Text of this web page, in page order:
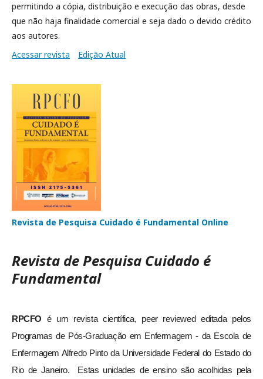
permitindo a cópia, distribuição e execução das obras, desde
que não haja finalidade comercial e seja dado o devido crédito
aos autores.
Acessar revista
Edição Atual
Revista de Pesquisa Cuidado é Fundamental Online
Revista de Pesquisa Cuidado é
Fundamental
RPCFO é um revista científica, peer reviewed editada pelos
Programas de Pós-Graduação em Enfermagem - da Escola de
Enfermagem Alfredo Pinto da Universidade Federal do Estado do
Rio de Janeiro. Estas unidades de ensino são acolhidas pela